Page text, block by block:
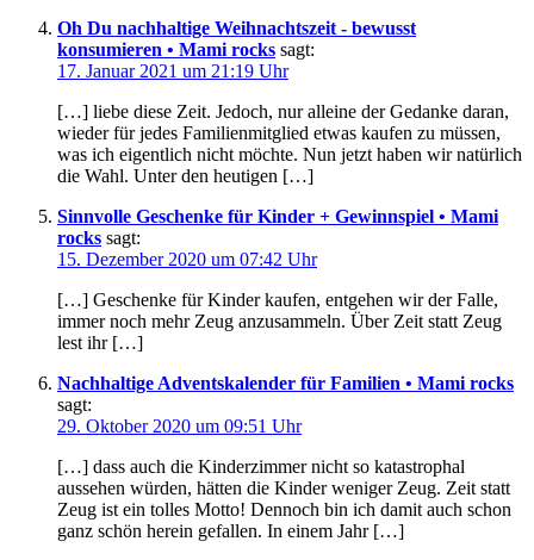
Oh Du nachhaltige Weihnachtszeit - bewusst
konsumieren • Mami rocks sagt:
17. Januar 2021 um 21:19 Uhr
[…] liebe diese Zeit. Jedoch, nur alleine der Gedanke daran,
wieder für jedes Familienmitglied etwas kaufen zu müssen,
was ich eigentlich nicht möchte. Nun jetzt haben wir natürlich
die Wahl. Unter den heutigen […]
Sinnvolle Geschenke für Kinder + Gewinnspiel • Mami
rocks sagt:
15. Dezember 2020 um 07:42 Uhr
[…] Geschenke für Kinder kaufen, entgehen wir der Falle,
immer noch mehr Zeug anzusammeln. Über Zeit statt Zeug
lest ihr […]
Nachhaltige Adventskalender für Familien • Mami rocks
sagt:
29. Oktober 2020 um 09:51 Uhr
[…] dass auch die Kinderzimmer nicht so katastrophal
aussehen würden, hätten die Kinder weniger Zeug. Zeit statt
Zeug ist ein tolles Motto! Dennoch bin ich damit auch schon
ganz schön herein gefallen. In einem Jahr […]